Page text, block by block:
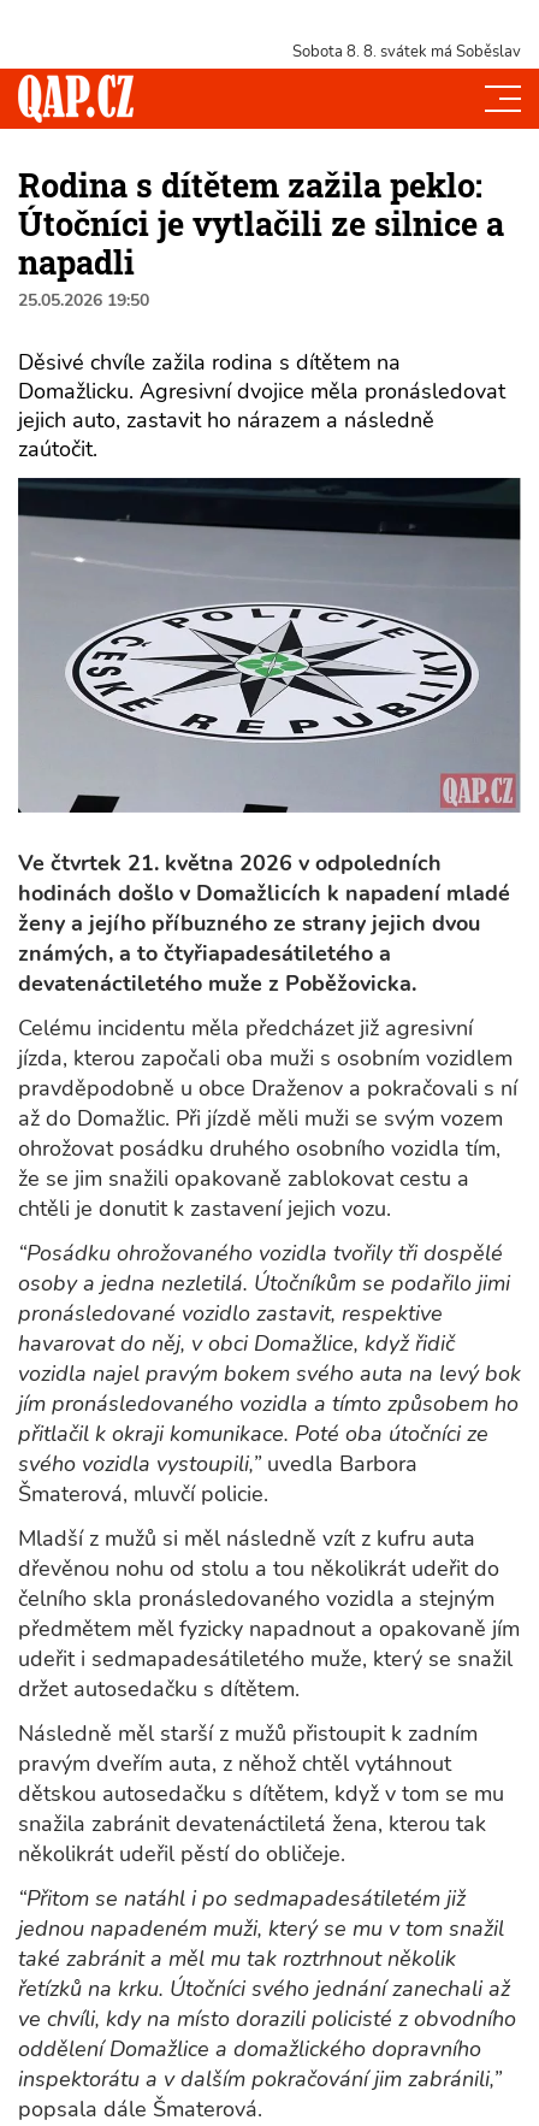
Sobota 8. 8. svátek má Soběslav
Rodina s dítětem zažila peklo:
Útočníci je vytlačili ze silnice a
napadli
25.05.2026 19:50
Děsivé chvíle zažila rodina s dítětem na
Domažlicku. Agresivní dvojice měla pronásledovat
jejich auto, zastavit ho nárazem a následně
zaútočit.
Ve čtvrtek 21. května 2026 v odpoledních
hodinách došlo v Domažlicích k napadení mladé
ženy a jejího příbuzného ze strany jejich dvou
známých, a to čtyřiapadesátiletého a
devatenáctiletého muže z Poběžovicka.
Celému incidentu měla předcházet již agresivní
jízda, kterou započali oba muži s osobním vozidlem
pravděpodobně u obce Draženov a pokračovali s ní
až do Domažlic. Při jízdě měli muži se svým vozem
ohrožovat posádku druhého osobního vozidla tím,
že se jim snažili opakovaně zablokovat cestu a
chtěli je donutit k zastavení jejich vozu.
“Posádku ohrožovaného vozidla tvořily tři dospělé
osoby a jedna nezletilá. Útočníkům se podařilo jimi
pronásledované vozidlo zastavit, respektive
havarovat do něj, v obci Domažlice, když řidič
vozidla najel pravým bokem svého auta na levý bok
jím pronásledovaného vozidla a tímto způsobem ho
přitlačil k okraji komunikace. Poté oba útočníci ze
svého vozidla vystoupili,” uvedla Barbora
Šmaterová, mluvčí policie.
Mladší z mužů si měl následně vzít z kufru auta
dřevěnou nohu od stolu a tou několikrát udeřit do
čelního skla pronásledovaného vozidla a stejným
předmětem měl fyzicky napadnout a opakovaně jím
udeřit i sedmapadesátiletého muže, který se snažil
držet autosedačku s dítětem.
Následně měl starší z mužů přistoupit k zadním
pravým dveřím auta, z něhož chtěl vytáhnout
dětskou autosedačku s dítětem, když v tom se mu
snažila zabránit devatenáctiletá žena, kterou tak
několikrát udeřil pěstí do obličeje.
“Přitom se natáhl i po sedmapadesátiletém již
jednou napadeném muži, který se mu v tom snažil
také zabránit a měl mu tak roztrhnout několik
řetízků na krku. Útočníci svého jednání zanechali až
ve chvíli, kdy na místo dorazili policisté z obvodního
oddělení Domažlice a domažlického dopravního
inspektorátu a v dalším pokračování jim zabránili,”
popsala dále Šmaterová.